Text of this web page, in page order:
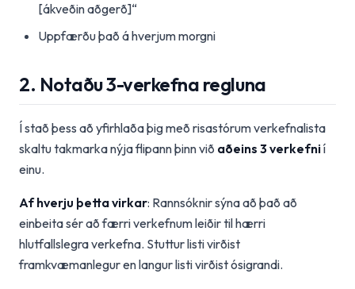
[ákveðin aðgerð]“
Uppfærðu það á hverjum morgni
2. Notaðu 3-verkefna regluna
Í stað þess að yfirhlaða þig með risastórum verkefnalista
skaltu takmarka nýja flipann þinn við aðeins 3 verkefnií
einu.
Af hverju þetta virkar: Rannsóknir sýna að það að
einbeita sér að færri verkefnum leiðir til hærri
hlutfallslegra verkefna. Stuttur listi virðist
framkvæmanlegur en langur listi virðist ósigrandi.